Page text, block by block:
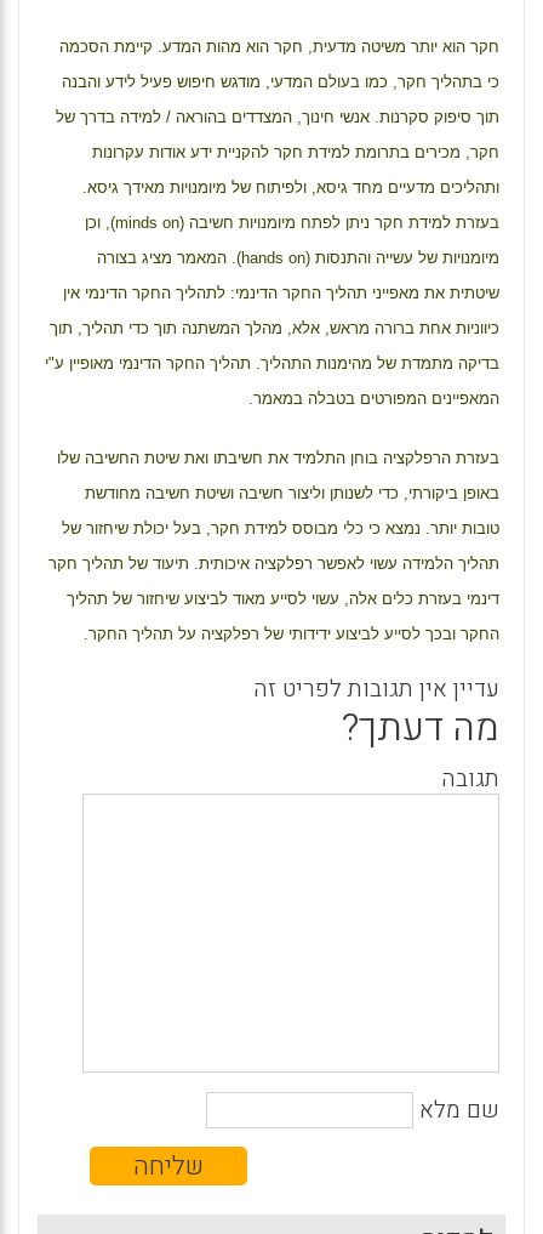
חקר הוא יותר משיטה מדעית, חקר הוא מהות המדע. קיימת הסכמה
כי בתהליך חקר, כמו בעולם המדעי, מודגש חיפוש פעיל לידע והבנה
תוך סיפוק סקרנות. אנשי חינוך, המצדדים בהוראה / למידה בדרך של
חקר, מכירים בתרומת למידת חקר להקניית ידע אודות עקרונות
ותהליכים מדעיים מחד גיסא, ולפיתוח של מיומנויות מאידך גיסא.
בעזרת למידת חקר ניתן לפתח מיומנויות חשיבה (minds on), וכן
מיומנויות של עשייה והתנסות (hands on). המאמר מציג בצורה
שיטתית את מאפייני תהליך החקר הדינמי: לתהליך החקר הדינמי אין
כיווניות אחת ברורה מראש, אלא, מהלך המשתנה תוך כדי תהליך, תוך
בדיקה מתמדת של מהימנות התהליך. תהליך החקר הדינמי מאופיין ע"י
המאפיינים המפורטים בטבלה במאמר.
בעזרת הרפלקציה בוחן התלמיד את חשיבתו ואת שיטת החשיבה שלו
באופן ביקורתי, כדי לשנותן וליצור חשיבה ושיטת חשיבה מחודשת
טובות יותר. נמצא כי כלי מבוסס למידת חקר, בעל יכולת שיחזור של
תהליך הלמידה עשוי לאפשר רפלקציה איכותית. תיעוד של תהליך חקר
דינמי בעזרת כלים אלה, עשוי לסייע מאוד לביצוע שיחזור של תהליך
החקר ובכך לסייע לביצוע ידידותי של רפלקציה על תהליך החקר.
עדיין אין תגובות לפריט זה
מה דעתך?
תגובה
שם מלא